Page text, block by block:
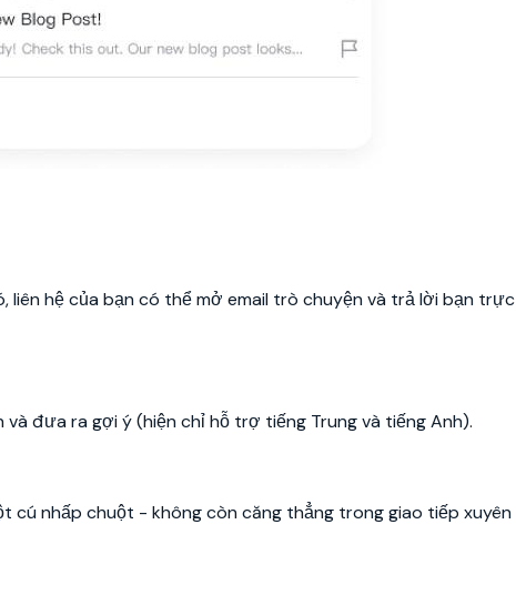
liên hệ của bạn có thể mở email trò chuyện và trả lời bạn trực
đưa ra gợi ý (hiện chỉ hỗ trợ tiếng Trung và tiếng Anh).
cú nhấp chuột - không còn căng thẳng trong giao tiếp xuyên